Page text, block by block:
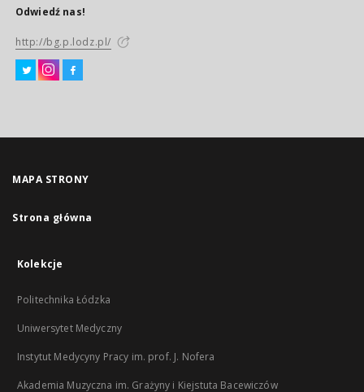
Odwiedź nas!
http://bg.p.lodz.pl/
MAPA STRONY
Strona główna
Kolekcje
Politechnika Łódzka
Uniwersytet Medyczny
Instytut Medycyny Pracy im. prof. J. Nofera
Akademia Muzyczna im. Grażyny i Kiejstuta Bacewiczów